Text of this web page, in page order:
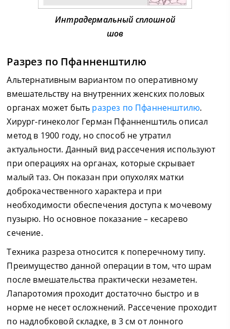
Интрадермальный сплошной
шов
Разрез по Пфанненштилю
Альтернативным вариантом по оперативному
вмешательству на внутренних женских половых
органах может быть разрез по Пфанненштилю.
Хирург-гинеколог Герман Пфанненштиль описал
метод в 1900 году, но способ не утратил
актуальности. Данный вид рассечения используют
при операциях на органах, которые скрывает
малый таз. Он показан при опухолях матки
доброкачественного характера и при
необходимости обеспечения доступа к мочевому
пузырю. Но основное показание – кесарево
сечение.
Техника разреза относится к поперечному типу.
Преимущество данной операции в том, что шрам
после вмешательства практически незаметен.
Лапаротомия проходит достаточно быстро и в
норме не несет осложнений. Рассечение проходит
по надлобковой складке, в 3 см от лонного